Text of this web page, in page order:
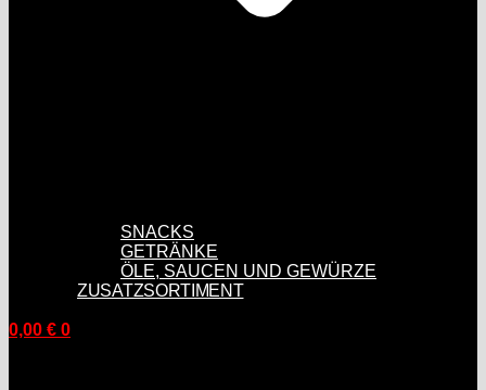
SNACKS
GETRÄNKE
ÖLE, SAUCEN UND GEWÜRZE
ZUSATZSORTIMENT
0,00 € 0